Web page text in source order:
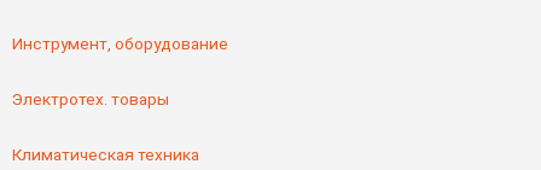
Инструмент, оборудование
Электротех. товары
Климатическая техника